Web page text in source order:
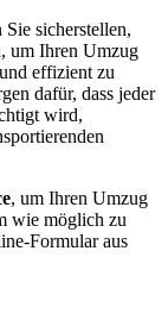
sicherstellen,
um Ihren Umzug
effizient zu
dafür, dass jeder
wird,
, um Ihren Umzug
wie möglich zu
Formular aus